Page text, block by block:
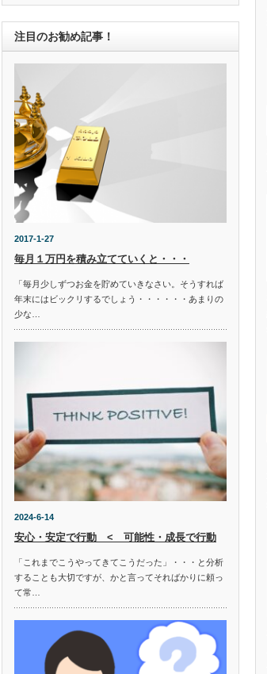
注目のお勧め記事！
2017-1-27
毎月１万円を積み立てていくと・・・
「毎月少しずつお金を貯めていきなさい。そうすれば
年末にはビックリするでしょう・・・・・・あまりの
少な…
2024-6-14
安心・安定で行動 < 可能性・成長で行動
「これまでこうやってきてこうだった」・・・と分析
することも大切ですが、かと言ってそればかりに頼っ
て常…